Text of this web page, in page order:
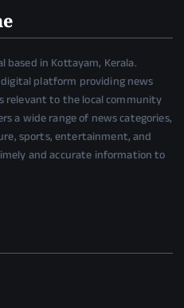
based in Kottayam, Kerala.
digital platform providing news
relevant to the local community
a wide range of news categories,
sports, entertainment, and
and accurate information to